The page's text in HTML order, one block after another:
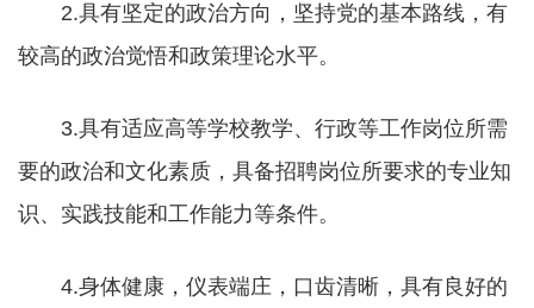
2.具有坚定的政治方向，坚持党的基本路线，有
较高的政治觉悟和政策理论水平。
3.具有适应高等学校教学、行政等工作岗位所需
要的政治和文化素质，具备招聘岗位所要求的专业知
识、实践技能和工作能力等条件。
4.身体健康，仪表端庄，口齿清晰，具有良好的